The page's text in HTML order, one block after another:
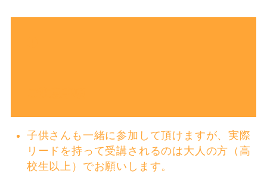
子供さんも一緒に参加して頂けますが、実際
リードを持って受講されるのは大人の方（高
校生以上）でお願いします。